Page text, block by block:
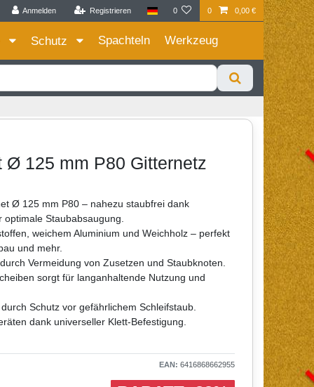
Anmelden Registrieren 0 0 0,00 €
Zum Privatkunden Shop bitte hier klicken
Schutz Spachteln Werkzeug
Ø 125 mm P80 Gitternetz
Ø 125 mm P80 – nahezu staubfrei dank
Staubabsaugung.
weichem Aluminium und Weichholz – perfekt
und mehr.
Vermeidung von Zusetzen und Staubknoten.
sorgt für langanhaltende Nutzung und
Schutz vor gefährlichem Schleifstaub.
dank universeller Klett-Befestigung.
EAN: 6416868662955